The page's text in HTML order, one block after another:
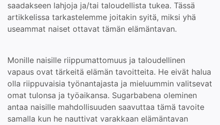
saadakseen lahjoja ja/tai taloudellista tukea. Tässä
artikkelissa tarkastelemme joitakin syitä, miksi yhä
useammat naiset ottavat tämän elämäntavan.
Monille naisille riippumattomuus ja taloudellinen
vapaus ovat tärkeitä elämän tavoitteita. He eivät halua
olla riippuvaisia työnantajasta ja mieluummin valitsevat
omat tulonsa ja työaikansa. Sugarbabena oleminen
antaa naisille mahdollisuuden saavuttaa tämä tavoite
samalla kun he nauttivat varakkaan elämäntavan